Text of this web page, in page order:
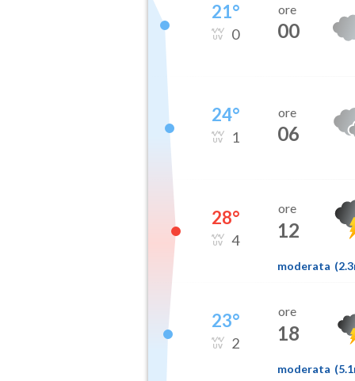
21°
0
ore
00
24°
1
ore
06
28°
4
ore
12
moderata (
23°
2
ore
18
moderata (